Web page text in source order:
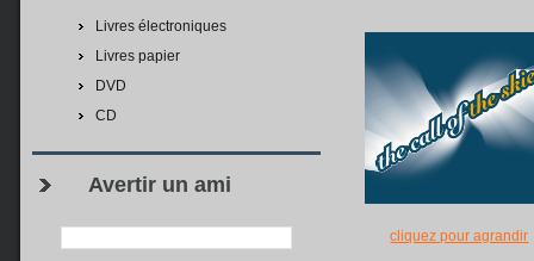
Livres électroniques
Livres papier
DVD
CD
Avertir un ami
cliquez pour agrandir